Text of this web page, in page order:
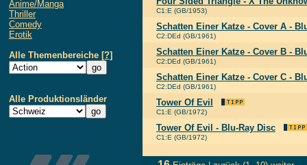
Anime/Manga
Thriller
Comedy
Erotik
Alle Themenbereiche [?]
Alle Produktionsländer
C1:E (GB/1953)
Schatten Einer Katze - Cover A -
C2:DEd (GB/1961)
Schatten Einer Katze - Cover B -
C2:DEd (GB/1961)
Schatten Einer Katze - Cover C -
C2:DEd (GB/1961)
Tower Of Evil
C1:E (GB/1972)
Tower Of Evil - Blu-Ray Disc
C1:E (GB/1972)